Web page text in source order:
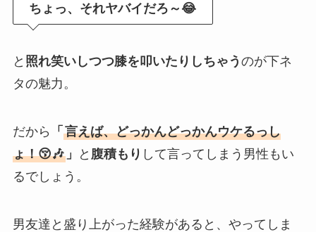
ちょっ、それヤバイだろ～😂
と 照れ笑いしつつ膝を叩いたりしちゃう のが下ネ
タの魅力。
だから 「 言えば、どっかんどっかんウケるっし
ょ！😚🎶」 と 腹積もり して言ってしまう男性もい
るでしょう。
男友達と盛り上がった経験があると、やってしま